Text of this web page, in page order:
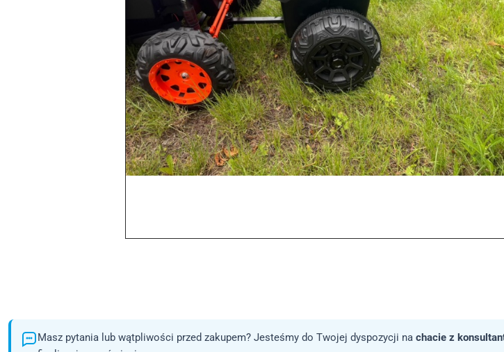
Masz pytania lub wątpliwości przed zakupem? Jesteśmy do Twojej dyspozycji na chacie z